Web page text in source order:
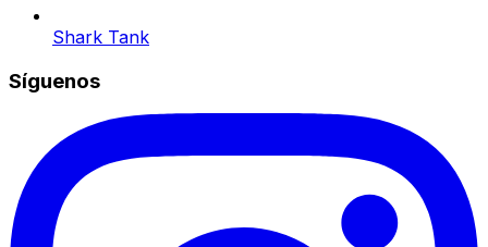
Shark Tank
Síguenos